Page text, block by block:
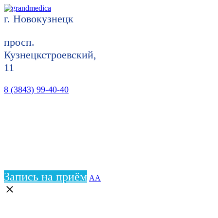
г. Новокузнецк
просп.
Кузнецкстроевский,
11
8 (3843) 99-40-40
Запись на приём АА